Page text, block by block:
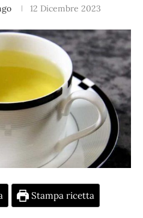
12 Dicembre 2023
Stampa ricetta